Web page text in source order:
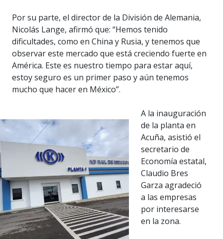
Por su parte, el director de la División de Alemania,
Nicolás Lange, afirmó que: “Hemos tenido
dificultades, como en China y Rusia, y tenemos que
observar este mercado que está creciendo fuerte en
América. Este es nuestro tiempo para estar aquí,
estoy seguro es un primer paso y aún tenemos
mucho que hacer en México”.
A la inauguración
de la planta en
Acuña, asistió el
secretario de
Economía estatal,
Claudio Bres
Garza agradeció
a las empresas
por interesarse
en la zona.